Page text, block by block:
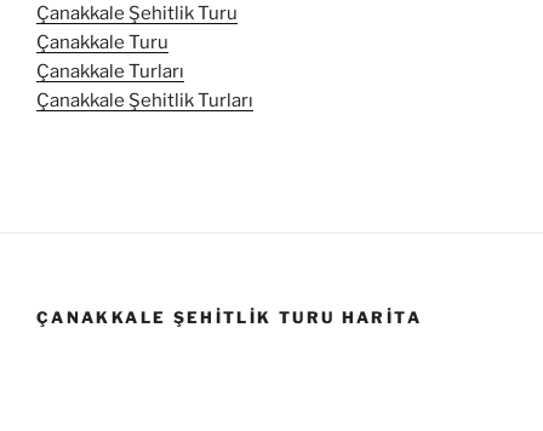
Çanakkale Şehitlik Turu
Çanakkale Turu
Çanakkale Turları
Çanakkale Şehitlik Turları
ÇANAKKALE ŞEHITLIK TURU HARITA